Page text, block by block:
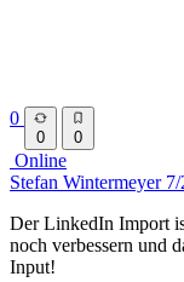
0
0 0
Online
Stefan Wintermeyer
Der LinkedIn Import
noch verbessern und
Input!